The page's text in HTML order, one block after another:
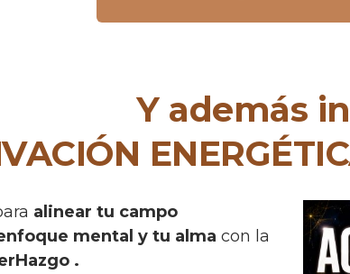
Y además
alinear tu campo
mental y tu alma con la
.